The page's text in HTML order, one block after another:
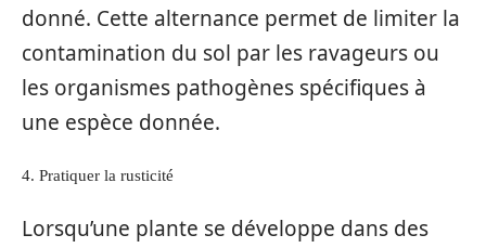
donné. Cette alternance permet de limiter la
contamination du sol par les ravageurs ou
les organismes pathogènes spécifiques à
une espèce donnée.
4. Pratiquer la rusticité
Lorsqu’une plante se développe dans des